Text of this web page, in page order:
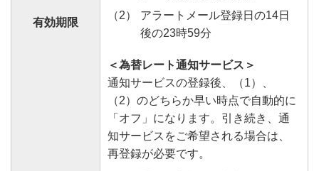
有効期限
アラートメール登録日の14日
後の23時59分
＜為替レート通知サービス＞
通知サービスの登録後、（1）、
（2）のどちらか早い時点で自動的に
「オフ」になります。引き続き、通
知サービスをご希望される場合は、
再登録が必要です。